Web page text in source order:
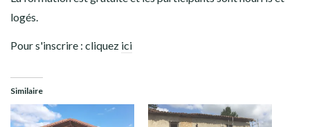
logés.
Pour s'inscrire : cliquez ici
Similaire